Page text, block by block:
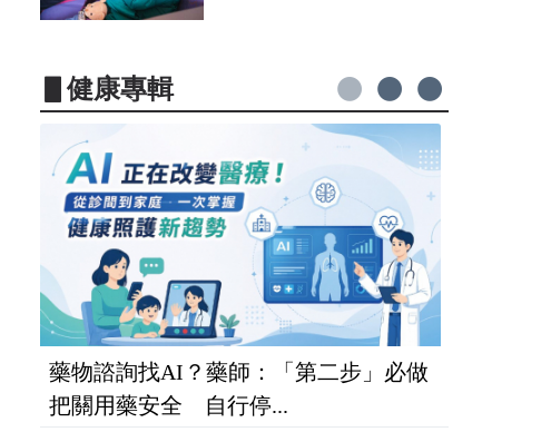
▋健康專輯
藥物諮詢找AI？藥師：「第二步」必做
把關用藥安全 自行停...